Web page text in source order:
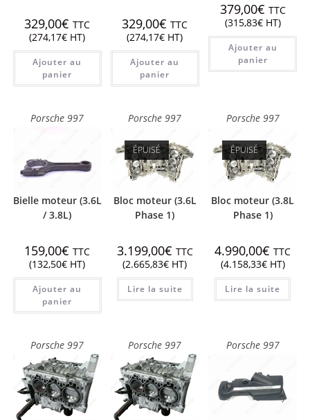
329,00€ TTC
(274,17€ HT)
Ajouter au
panier
329,00€ TTC
(274,17€ HT)
Ajouter au
panier
379,00€ TTC
(315,83€HT)
Ajouter au
panier
Porsche 997
Bielle moteur (3.6L
/ 3.8L)
159,00€ TTC
(132,50€ HT)
Ajouter au
panier
Porsche 997
ÉPUISÉ
Bloc moteur (3.6L
Phase 1)
3.199,00€ TTC
(2.665,83€ HT)
Lire la suite
Porsche 997
ÉPUISÉ
Bloc moteur (3.8L
Phase 1)
4.990,00€ TTC
(4.158,33€HT)
Lire la suite
Porsche 997 Porsche 997 Porsche 997